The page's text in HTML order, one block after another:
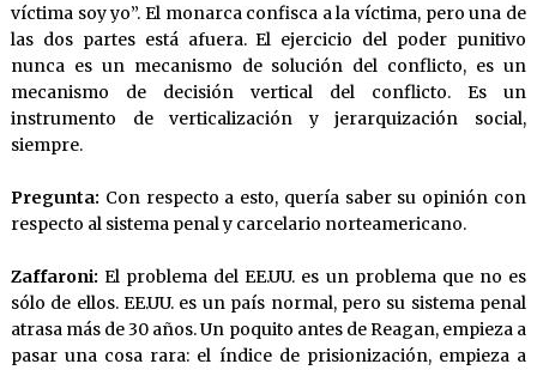
víctima soy yo”. El monarca confisca a la víctima, pero una de
las dos partes está afuera. El ejercicio del poder punitivo
nunca es un mecanismo de solución del conflicto, es un
mecanismo de decisión vertical del conflicto. Es un
instrumento de verticalización y jerarquización social,
siempre.
Pregunta: Con respecto a esto, quería saber su opinión con
respecto al sistema penal y carcelario norteamericano.
Zaffaroni: El problema del EE.UU. es un problema que no es
sólo de ellos. EE.UU. es un país normal, pero su sistema penal
atrasa más de 30 años. Un poquito antes de Reagan, empieza a
pasar una cosa rara: el índice de prisionización, empieza a